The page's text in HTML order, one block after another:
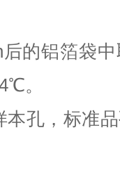
的铝箔袋
。
孔，标准